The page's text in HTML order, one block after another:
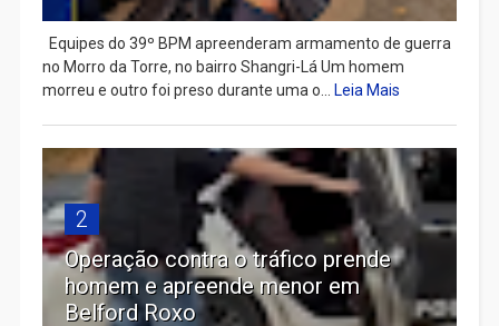
Equipes do 39º BPM apreenderam armamento de guerra
no Morro da Torre, no bairro Shangri-Lá Um homem
morreu e outro foi preso durante uma o... Leia Mais
2
Operação contra o tráfico prende
homem e apreende menor em
Belford Roxo